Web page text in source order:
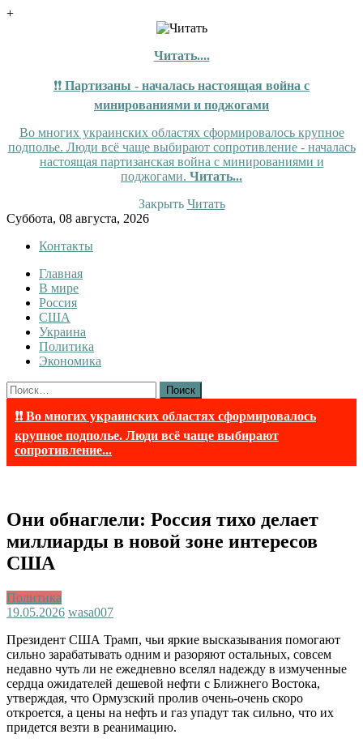
+
Читать....
❗❗ Партизаны - началась настоящая война с
минированиями и поджогами
Во многих украинских областях сформировалось крупное
подполье. Люди всё чаще выбирают сопротивление - началась
настоящая партизанская война с минированиями и
поджогами. Читать...
Закрыть Читать
Skip
content
Суббота, 08 августа, 2026
Контакты
InfoRuss
InfoRuss — Новости
Главная
В мире
Россия
США
Украина
Политика
Экономика
Найти:
❗❗ Во многих украинских областях сформировалось
крупное подполье. Люди всё чаще выбирают
сопротивление...
Они обнаглели: Россия тихо делает
миллиарды в новой зоне интересов
США
Политика
19.05.2026 wasa007
Президент США Трамп, чьи яркие высказывания помогают
сильно зарабатывать одним и разоряют остальных, совсем
недавно чуть ли не ежедневно вселял надежду в измученные
сердца ожидателей дешевой нефти с Ближнего Востока,
утверждая, что Ормузский пролив очень-очень скоро
откроется, а цены на нефть и газ упадут так сильно, что их
придется везти в реанимацию.